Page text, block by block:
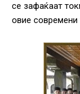
се зафаќаат
овие современи